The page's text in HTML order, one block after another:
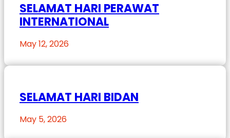
SELAMAT HARI PERAWAT
INTERNATIONAL
May 12, 2026
SELAMAT HARI BIDAN
May 5, 2026